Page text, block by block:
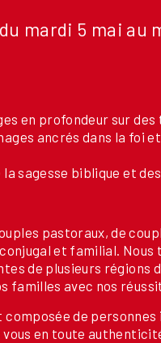
mardi 5 mai au
en profondeur sur
ancrés dans la
sagesse biblique et
pastoraux, de
et familial.
de plusieurs régions
familles avec nos
de
en toute